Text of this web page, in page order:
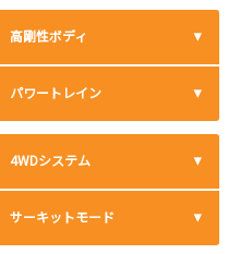
高剛性ボディ
パワートレイン
4WDシステム
サーキットモード